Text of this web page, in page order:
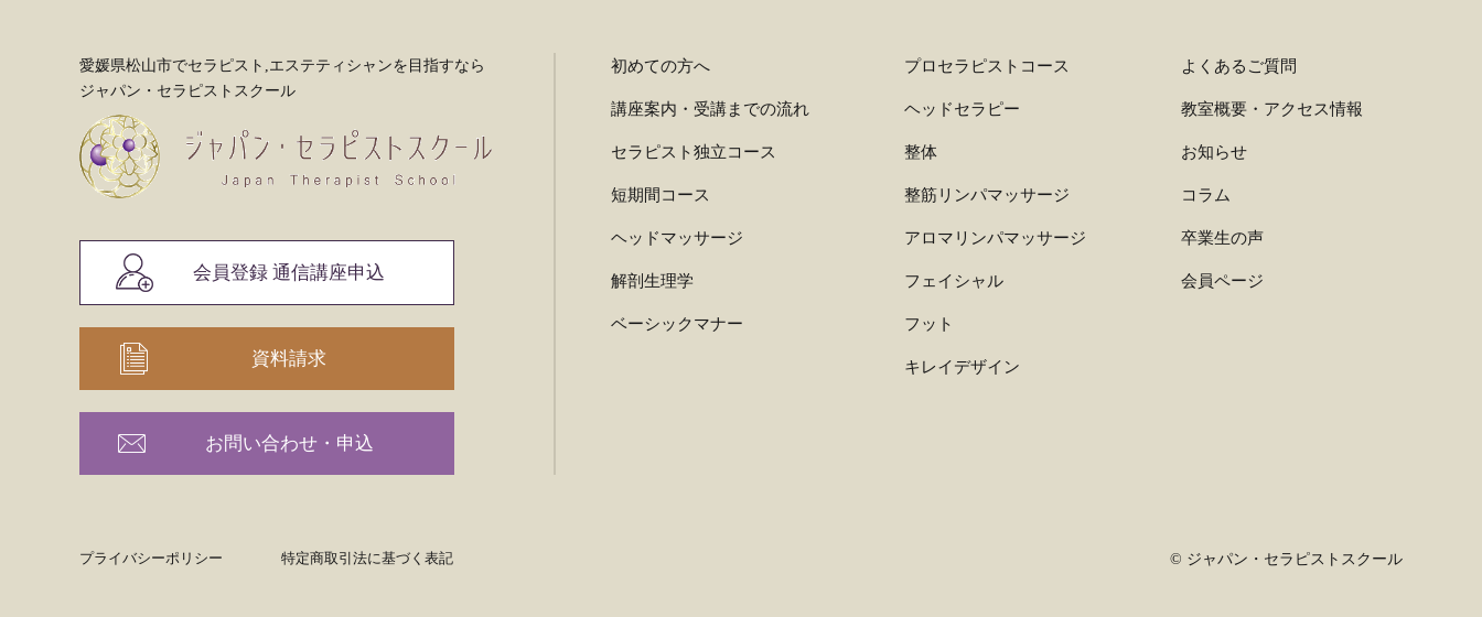
愛媛県松山市でセラピスト,エステティシャンを目指すなら
ジャパン・セラピストスクール
会員登録 通信講座申込
資料請求
お問い合わせ・申込
初めての方へ
講座案内・受講までの流れ
セラピスト独立コース
短期間コース
ヘッドマッサージ
解剖生理学
ベーシックマナー
プロセラピストコース
ヘッドセラピー
整体
整筋リンパマッサージ
アロマリンパマッサージ
フェイシャル
フット
キレイデザイン
よくあるご質問
教室概要・アクセス情報
お知らせ
コラム
卒業生の声
会員ページ
プライバシーポリシー 特定商取引法に基づく表記 © ジャパン・セラピストスクール